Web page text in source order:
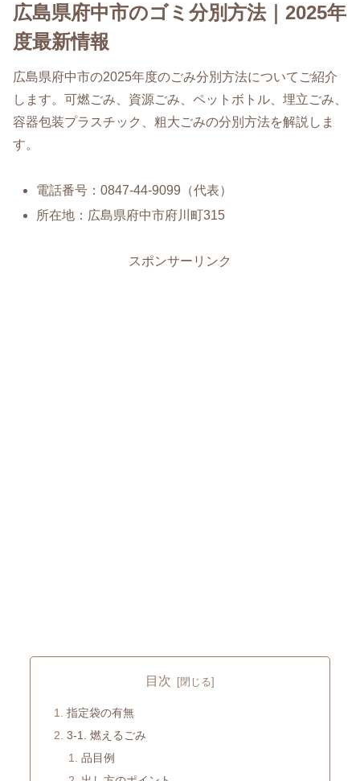
広島県府中市のゴミ分別方法｜2025年
度最新情報
広島県府中市の2025年度のごみ分別方法についてご紹介
します。可燃ごみ、資源ごみ、ペットボトル、埋立ごみ、
容器包装プラスチック、粗大ごみの分別方法を解説しま
す。
電話番号：0847-44-9099（代表）
所在地：広島県府中市府川町315
スポンサーリンク
目次
指定袋の有無
3-1. 燃えるごみ
品目例